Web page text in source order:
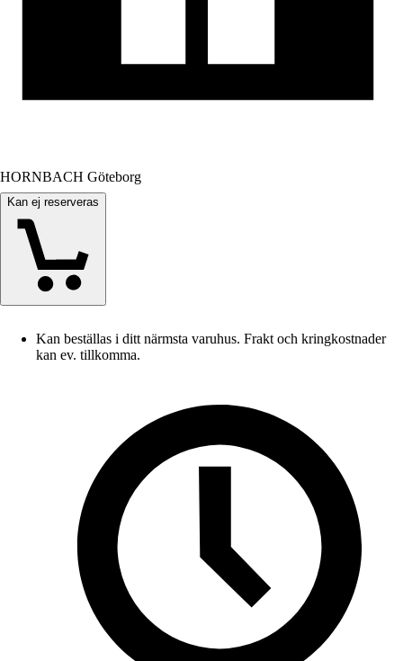
HORNBACH Göteborg
Kan ej reserveras
Kan beställas i ditt närmsta varuhus. Frakt och kringkostnader
kan ev. tillkomma.